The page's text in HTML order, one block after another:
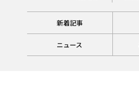
新着記事
ニュース